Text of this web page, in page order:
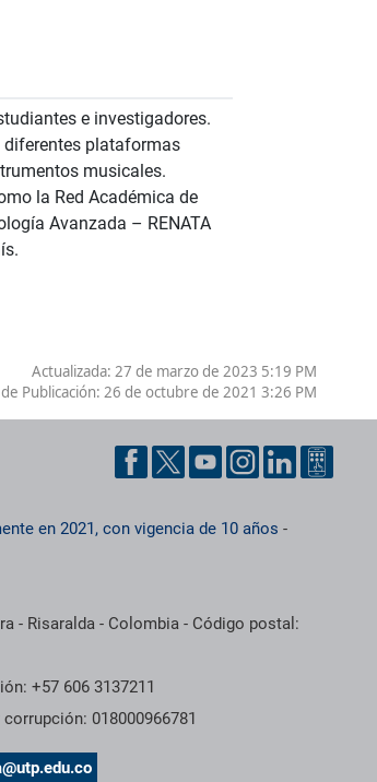
e investigadores.
diferentes plataformas
musicales.
la Red Académica de
Avanzada – RENATA
Actualizada: 27 de marzo de 2023 5:19 PM
Publicación: 26 de octubre de 2021 3:26 PM
en 2021, con vigencia de 10 años -
- Risaralda - Colombia - Código postal:
+57 606 3137211
018000966781